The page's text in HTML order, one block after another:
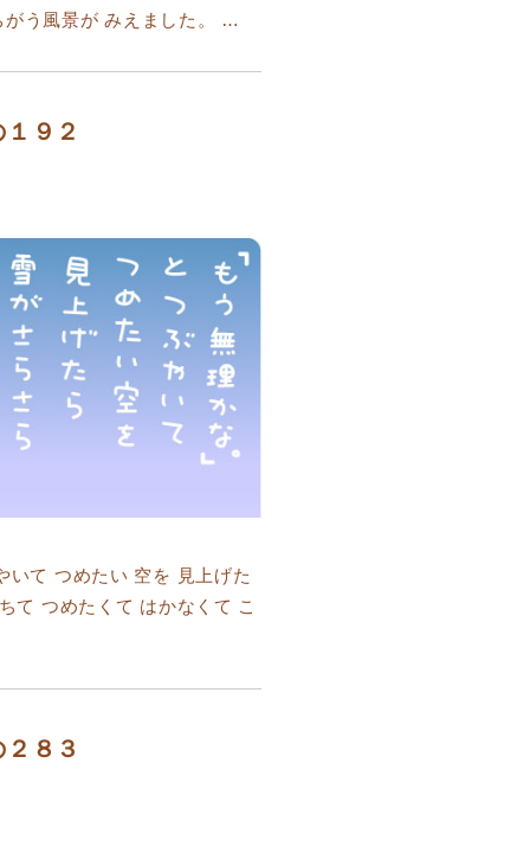
う風景が みえました。 …
９２
いて つめたい 空を 見上げた
て つめたくて はかなくて こ
８３